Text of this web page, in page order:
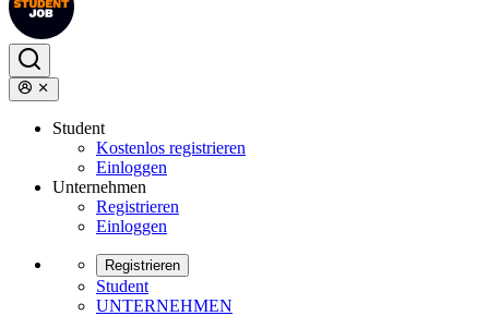
Student
Kostenlos registrieren
Einloggen
Unternehmen
Registrieren
Einloggen
Registrieren
Student
UNTERNEHMEN